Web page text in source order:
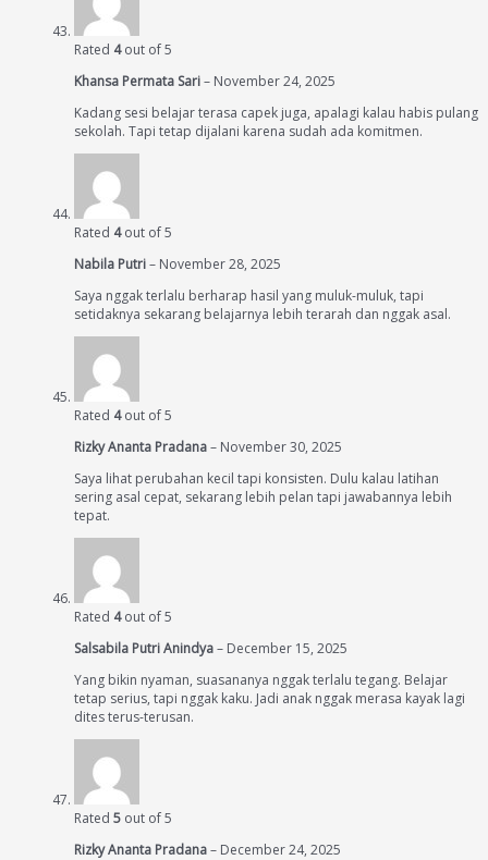
Rated 4out of 5
Khansa Permata Sari– November 24, 2025
Kadang sesi belajar terasa capek juga, apalagi kalau habis pulang
sekolah. Tapi tetap dijalani karena sudah ada komitmen.
Rated 4out of 5
Nabila Putri– November 28, 2025
Saya nggak terlalu berharap hasil yang muluk-muluk, tapi
setidaknya sekarang belajarnya lebih terarah dan nggak asal.
Rated 4out of 5
Rizky Ananta Pradana– November 30, 2025
Saya lihat perubahan kecil tapi konsisten. Dulu kalau latihan
sering asal cepat, sekarang lebih pelan tapi jawabannya lebih
tepat.
Rated 4out of 5
Salsabila Putri Anindya– December 15, 2025
Yang bikin nyaman, suasananya nggak terlalu tegang. Belajar
tetap serius, tapi nggak kaku. Jadi anak nggak merasa kayak lagi
dites terus-terusan.
Rated 5 out of 5
Rizky Ananta Pradana– December 24, 2025